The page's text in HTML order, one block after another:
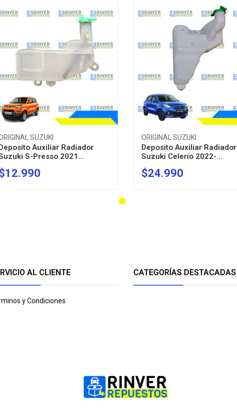
SUZUKI
Auxiliar Radiador
S-Presso 2021...
-
ORIGINAL SUZUKI
Deposito Auxiliar Radiador
Suzuki Celerio 2022-...
-
$24.990
AL CLIENTE
y Condiciones
CATEGORÍAS DESTACADAS